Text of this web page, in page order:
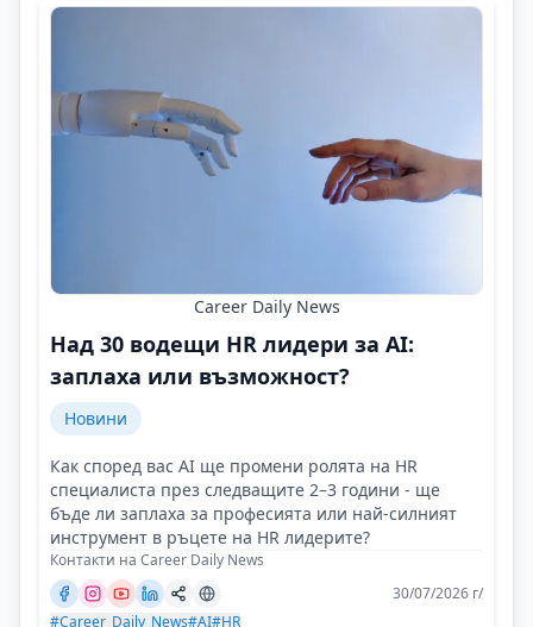
Career Daily News
Над 30 водещи HR лидери за AI:
заплаха или възможност?
Новини
Как според вас AI ще промени ролята на HR
специалиста през следващите 2–3 години - ще
бъде ли заплаха за професията или най-силният
инструмент в ръцете на HR лидерите?
Контакти на Career Daily News
30/07/2026 г/
#Career_Daily_News#AI#HR